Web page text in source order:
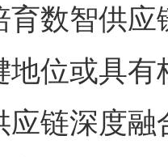
智供应
地位或具
应链深度